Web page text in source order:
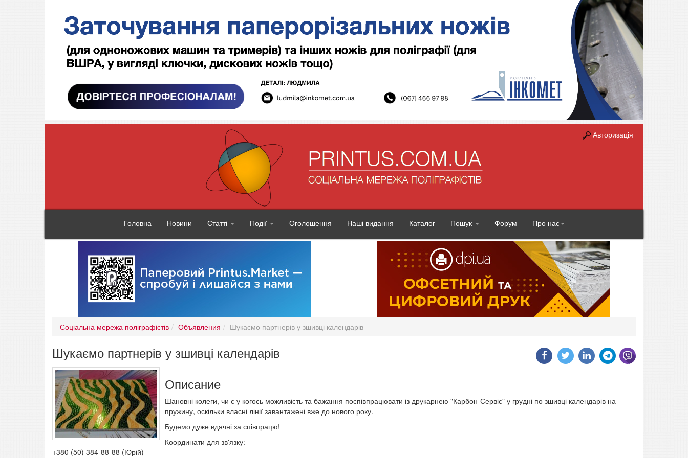
Авторизація
Головна Новини Статті Події Оголошення Наші видання Каталог Пошук Форум Про нас
Соціальна мережа поліграфістів Объявления Шукаємо партнерів у зшивці календарів
Шукаємо партнерів у зшивці календарів
Описание
Шановні колеги, чи є у когось можливість та бажання поспівпрацювати із друкарнею "Карбон-Сервіс" у грудні по зшивці календарів на
пружину, оскільки власні лінії завантажені вже до нового року.
Будемо дуже вдячні за співпрацю!
Координати для зв'язку:
+380 (50) 384-88-88 (Юрій)